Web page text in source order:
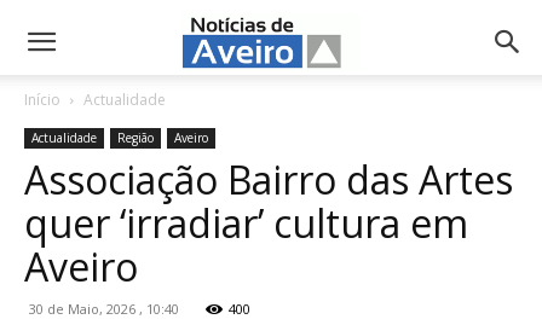
NotíciasdeAveiro.pt
Início Actualidade
Actualidade Região Aveiro
Associação Bairro das Artes
quer ‘irradiar’ cultura em
Aveiro
30 de Maio, 2026 , 10:40 400